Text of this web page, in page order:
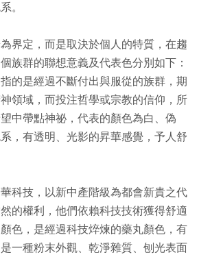
。
界定，而是取決於個人的特質，在趨
族群的聯想意義及代表色分別如下：
的是經過不斷付出與服從的族群，期
領域，而投注哲學或宗教的信仰，所
中帶點神祕，代表的顏色為白、偽
，有透明、光影的昇華感覺，予人舒
科技，以新中產階級為都會新貴之代
的權利，他們依賴科技技術獲得舒適
色，是經過科技焠煉的藥丸顏色，有
一種粉末外觀、乾淨雜質、刨光表面